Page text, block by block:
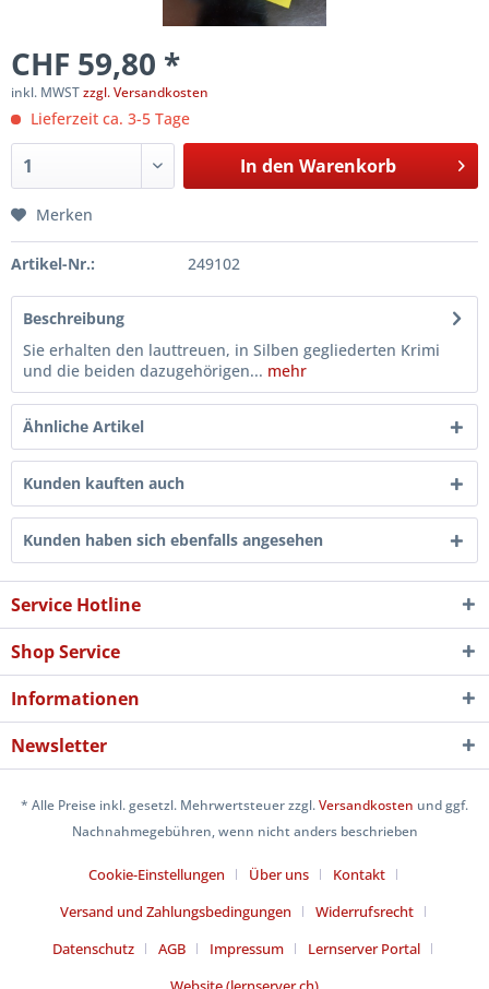
CHF 59,80 *
inkl. MWSTzzgl. Versandkosten
Lieferzeit ca. 3-5 Tage
In den Warenkorb
Merken
Artikel-Nr.: 249102
Beschreibung
Sie erhalten den lauttreuen, in Silben gegliederten Krimi
und die beiden dazugehörigen... mehr
Ähnliche Artikel
Kunden kauften auch
Kunden haben sich ebenfalls angesehen
Service Hotline
Shop Service
Informationen
Newsletter
* Alle Preise inkl. gesetzl. Mehrwertsteuer zzgl.Versandkosten und ggf.
Nachnahmegebühren, wenn nicht anders beschrieben
Cookie-Einstellungen Über uns
Kontakt
Versand und Zahlungsbedingungen
Widerrufsrecht
Datenschutz
AGB Impressum
Lernserver Portal